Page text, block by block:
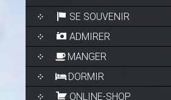
SE SOUVENIR
ADMIRER
MANGER
DORMIR
ONLINE-SHOP